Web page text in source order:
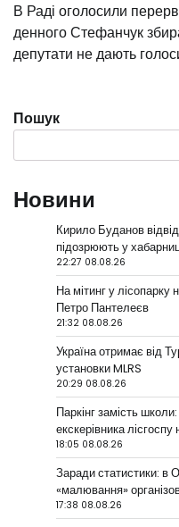
В Раді оголосили
денного Стефанчук
депутати не дають
Пошук
Новини
Кирило Буданов
підозрюють у
22:27 08.08.26
На мітинг у
Петро Пантелеєв
21:32 08.08.26
Україна отримає від
установки MLRS
20:29 08.08.26
Паркінг замість
екскерівника лісгоспу
18:05 08.08.26
Заради статистики: в
«малювання»
17:38 08.08.26